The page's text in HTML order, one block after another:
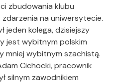
zbudowania klubu
na uniwersytecie.
jeden kolega, dzisiejszy
jest wybitnym polskim
mniej wybitnym szachistą.
Cichocki, pracownik
silnym zawodnikiem